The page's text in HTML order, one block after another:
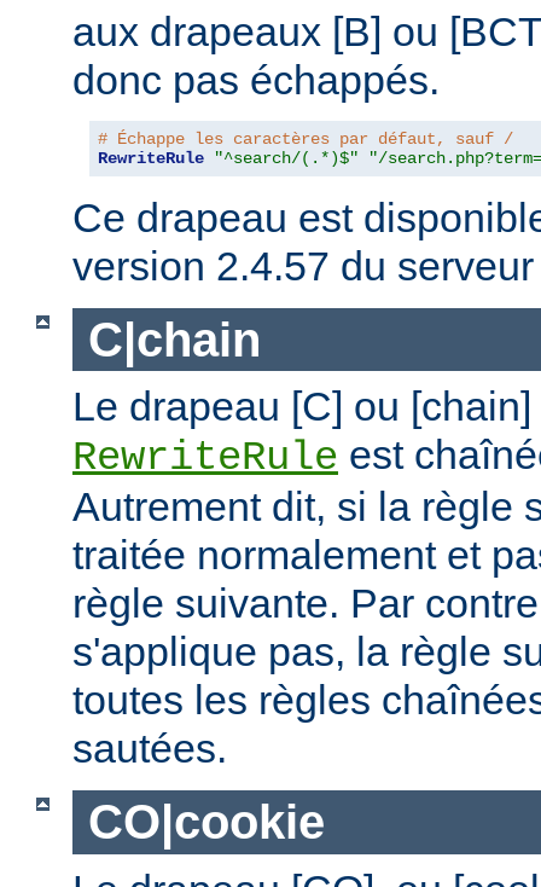
aux drapeaux [B] ou
donc pas échappés.
# Échappe les caractères par défaut, sauf /
RewriteRule
"^search/(.*)$" "/
Ce drapeau est
version 2.4.57 du
C|chain
Le drapeau [C] ou
RewriteRule est
Autrement dit, si la règle
traitée normalement et
règle suivante. Par
s'applique pas, la règle
toutes les règles
sautées.
CO|cookie